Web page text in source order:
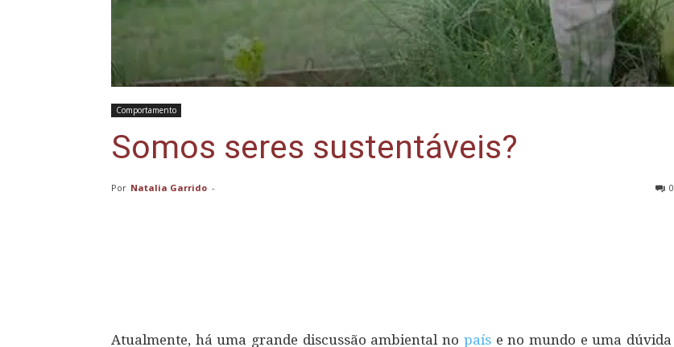
Comportamento
Somos seres sustentáveis?
Por Natalia Garrido - 0
Atualmente, há uma grande discussão ambiental no país e no mundo e uma dúvida